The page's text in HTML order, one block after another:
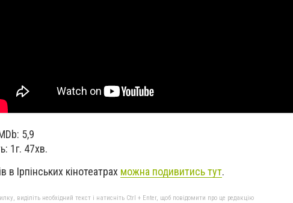
5,9
1г. 47хв.
в Ірпінських кінотеатрах можна подивитись тут.
виділіть необхідний текст і натисніть Ctrl + Enter, щоб повідомити про це редакцію